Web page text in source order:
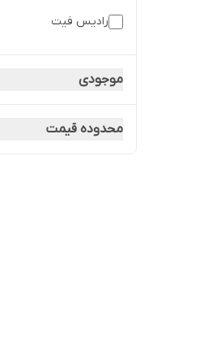
رادیس فیت
موجودی
محدوده قیمت